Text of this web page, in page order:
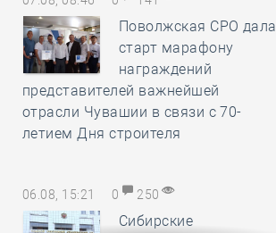
Поволжская СРО дала
старт марафону
награждений
представителей важнейшей
отрасли Чувашии в связи с 70-
летием Дня строителя
06.08, 15:21 0 250
Сибирские